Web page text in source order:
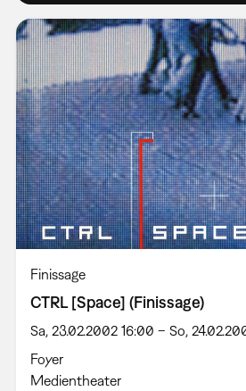
Finissage
CTRL [Space] (Finissage)
Sa, 23.02.2002 16:00 – So,
Foyer
Medientheater